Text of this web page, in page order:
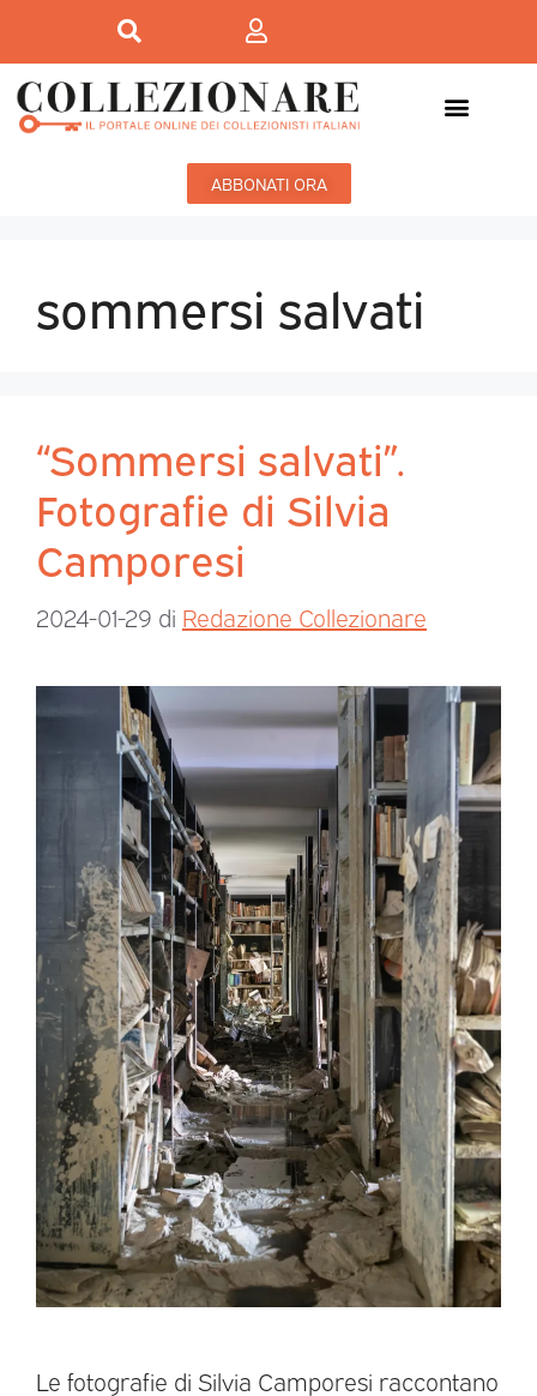
ABBONATI ORA
sommersi salvati
“Sommersi salvati”.
Fotografie di Silvia
Camporesi
2024-01-29 di Redazione Collezionare
Le fotografie di Silvia Camporesi raccontano